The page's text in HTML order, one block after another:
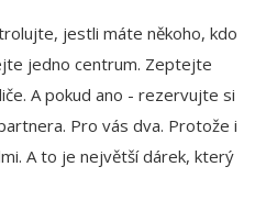
jestli máte někoho, kdo
jedno centrum. Zeptejte
A pokud ano - rezervujte si
Pro vás dva. Protože i
A to je největší dárek, který